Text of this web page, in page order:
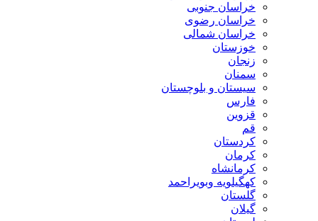
خراسان جنوبی
خراسان رضوی
خراسان شمالی
خوزستان
زنجان
سمنان
سیستان و بلوچستان
فارس
قزوین
قم
کردستان
کرمان
کرمانشاه
کهگیلویه وبویراحمد
گلستان
گیلان